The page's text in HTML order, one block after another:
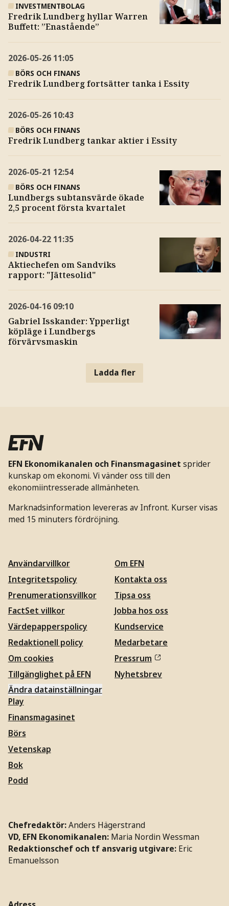
INVESTMENTBOLAG
Fredrik Lundberg hyllar Warren
Buffett: ”Enastående”
2026-05-26 11:05
BÖRS OCH FINANS
Fredrik Lundberg fortsätter tanka i Essity
2026-05-26 10:43
BÖRS OCH FINANS
Fredrik Lundberg tankar aktier i Essity
2026-05-21 12:54
BÖRS OCH FINANS
Lundbergs subtansvärde ökade
2,5 procent första kvartalet
2026-04-22 11:35
INDUSTRI
Aktiechefen om Sandviks
rapport: "Jättesolid"
2026-04-16 09:10
Gabriel Isskander: Ypperligt
köpläge i Lundbergs
förvärvsmaskin
Ladda fler
EFN Ekonomikanalen och Finansmagasinet sprider
kunskap om ekonomi. Vi vänder oss till den
ekonomiintresserade allmänheten.
Marknadsinformation levereras av Infront. Kurser visas
med 15 minuters fördröjning.
Användarvillkor
Integritetspolicy
Prenumerationsvillkor
FactSet villkor
Värdepapperspolicy
Redaktionell policy
Om cookies
Tillgänglighet på EFN
Ändra datainställningar
Om EFN
Kontakta oss
Tipsa oss
Jobba hos oss
Kundservice
Medarbetare
Pressrum
Nyhetsbrev
Play
Finansmagasinet
Börs
Vetenskap
Bok
Podd
Chefredaktör:Anders Hägerstrand
VD, EFN Ekonomikanalen: Maria Nordin Wessman
Redaktionschef och tf ansvarig utgivare: Eric
Emanuelsson